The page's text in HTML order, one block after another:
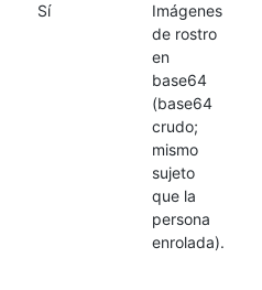
Sí
Imágenes
de rostro
en
base64
(base64
crudo;
mismo
sujeto
que la
persona
enrolada).